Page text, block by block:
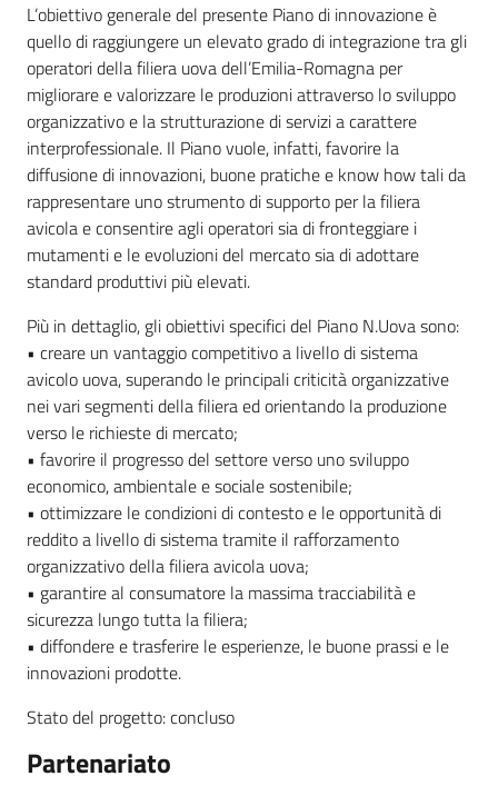
L’obiettivo generale del presente Piano di innovazione è
quello di raggiungere un elevato grado di integrazione tra gli
operatori della filiera uova dell’Emilia-Romagna per
migliorare e valorizzare le produzioni attraverso lo sviluppo
organizzativo e la strutturazione di servizi a carattere
interprofessionale. Il Piano vuole, infatti, favorire la
diffusione di innovazioni, buone pratiche e know how tali da
rappresentare uno strumento di supporto per la filiera
avicola e consentire agli operatori sia di fronteggiare i
mutamenti e le evoluzioni del mercato sia di adottare
standard produttivi più elevati.
Più in dettaglio, gli obiettivi specifici del Piano N.Uova sono:
• creare un vantaggio competitivo a livello di sistema
avicolo uova, superando le principali criticità organizzative
nei vari segmenti della filiera ed orientando la produzione
verso le richieste di mercato;
• favorire il progresso del settore verso uno sviluppo
economico, ambientale e sociale sostenibile;
• ottimizzare le condizioni di contesto e le opportunità di
reddito a livello di sistema tramite il rafforzamento
organizzativo della filiera avicola uova;
• garantire al consumatore la massima tracciabilità e
sicurezza lungo tutta la filiera;
• diffondere e trasferire le esperienze, le buone prassi e le
innovazioni prodotte.
Stato del progetto: concluso
Partenariato